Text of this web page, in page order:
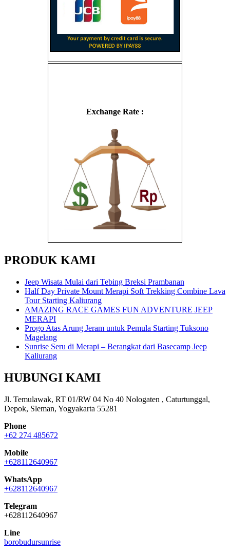
Exchange Rate :
PRODUK KAMI
Jeep Wisata Mulai dari Tebing Breksi Prambanan
Half Day Private Mount Merapi Soft Trekking Combine Lava
Tour Starting Kaliurang
AMAZING RACE GAMES FUN ADVENTURE JEEP
MERAPI
Progo Atas Arung Jeram untuk Pemula Starting Tuksono
Magelang
Sunrise Seru di Merapi – Berangkat dari Basecamp Jeep
Kaliurang
HUBUNGI KAMI
Jl. Temulawak, RT 01/RW 04 No 40 Nologaten , Caturtunggal,
Depok, Sleman, Yogyakarta 55281
Phone
+62 274 485672
Mobile
+628112640967
WhatsApp
+628112640967
Telegram
+628112640967
Line
borobudursunrise